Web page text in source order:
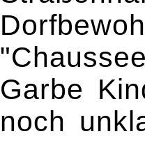
Garbe
noch